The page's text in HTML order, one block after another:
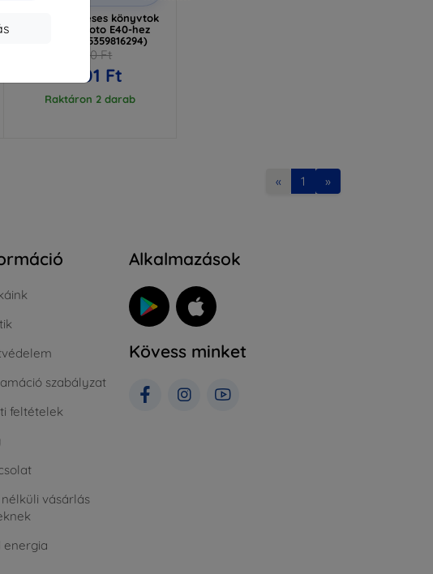
Beline mágneses könyvtok
Motorola Moto E40-hez
arany (5905359816294)
2 890 Ft
2 601 Ft
Raktáron 2 darab
« 1 »
szabályzat
feltételek
nélküli vásárlás
energia
Alkalmazások
Kövess minket